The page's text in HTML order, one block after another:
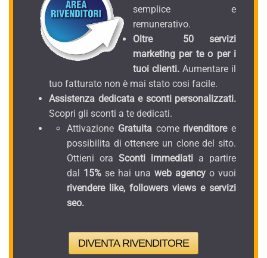
semplice e
remunerativo.
Oltre 50 servizi
marketing per te o per i
tuoi clienti. Aumentare il
tuo fatturato non è mai stato cosi facile.
Assistenza dedicata e sconti personalizzati.
Scopri gli sconti a te dedicati.
Attivazione Gratuitacomerivenditoree
possibilita di ottenere un clone del sito.
Ottieni ora Sconti immediati a partire
dal 15% se hai una web agency o vuoi
rivendere like, followers views e servizi
seo.
DIVENTA RIVENDITORE